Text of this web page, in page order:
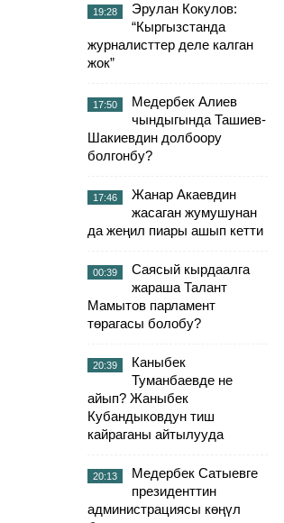
19:28
Эрулан Кокулов:
“Кыргызстанда
журналисттер деле калган
жок”
17:50
Медербек Алиев
чындыгында Ташиев-
Шакиевдин долбоору
болгонбу?
17:46
Жанар Акаевдин
жасаган жумушунан
да жеңил пиары ашып кетти
00:39
Саясый кырдаалга
жараша Талант
Мамытов парламент
төрагасы болобу?
20:39
Каныбек
Туманбаевде не
айып? Жаныбек
Кубандыковдун тиш
кайраганы айтылууда
20:13
Медербек Сатыевге
президенттин
администрациясы көңүл